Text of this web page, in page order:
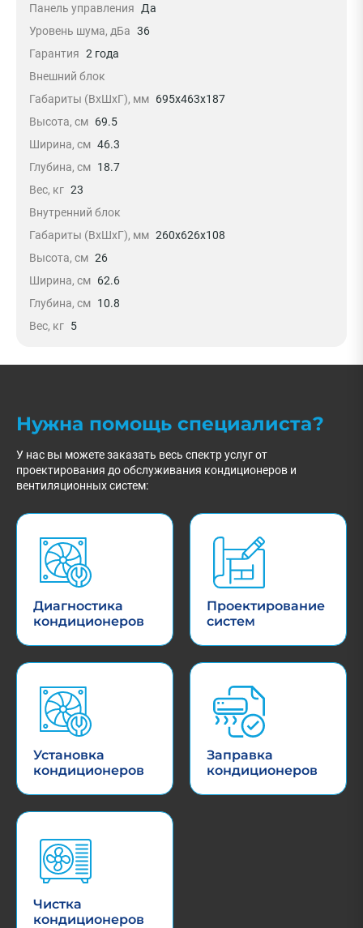
Панель управления
Да
Уровень шума, дБа 36
Гарантия 2 года
Внешний блок
Габариты (ВхШхГ), мм 695x463x187
Высота, см 69.5
Ширина, см 46.3
Глубина, см 18.7
Вес, кг 23
Внутренний блок
Габариты (ВхШхГ), мм 260x626x108
Высота, см 26
Ширина, см 62.6
Глубина, см 10.8
Вес, кг 5
Нужна помощь специалиста?
У нас вы можете заказать весь спектр услуг от
проектирования до обслуживания кондиционеров и
вентиляционных систем:
Диагностика
кондиционеров
Проектирование
систем
Установка
кондиционеров
Заправка
кондиционеров
Чистка
кондиционеров